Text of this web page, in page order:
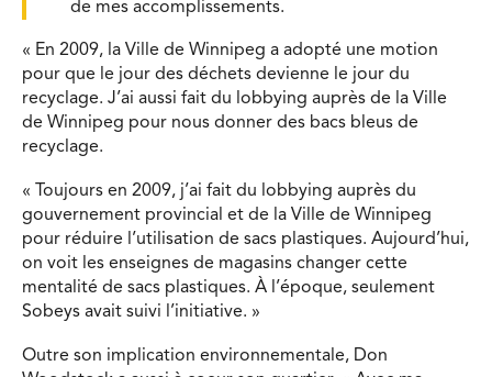
de mes accomplissements.
« En 2009, la Ville de Winnipeg a adopté une motion
pour que le jour des déchets devienne le jour du
recyclage. J’ai aussi fait du lobbying auprès de la Ville
de Winnipeg pour nous donner des bacs bleus de
recyclage.
« Toujours en 2009, j’ai fait du lobbying auprès du
gouvernement provincial et de la Ville de Winnipeg
pour réduire l’utilisation de sacs plastiques. Aujourd’hui,
on voit les enseignes de magasins changer cette
mentalité de sacs plastiques. À l’époque, seulement
Sobeys avait suivi l’initiative. »
Outre son implication environnementale, Don